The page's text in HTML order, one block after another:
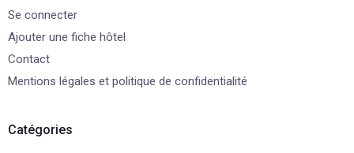
Se connecter
Ajouter une fiche hôtel
Contact
Mentions légales et politique de confidentialité
Catégories